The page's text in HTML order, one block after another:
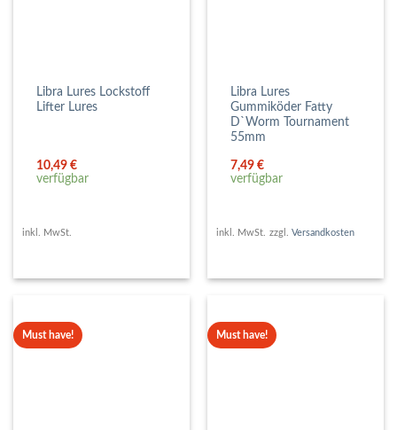
Libra Lures Lockstoff
Lifter Lures
10,49€
verfügbar
inkl. MwSt.
Libra Lures
Gummiköder Fatty
D`Worm Tournament
55mm
7,49€
verfügbar
inkl. MwSt. zzgl. Versandkosten
Must have! Must have!